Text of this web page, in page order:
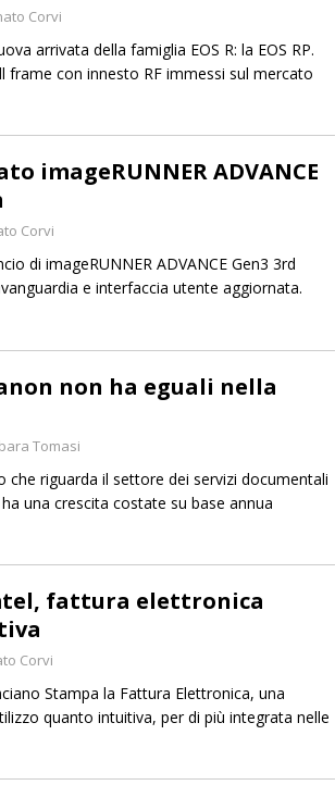
Corvi
arrivata della famiglia EOS R: la EOS RP.
frame con innesto RF immessi sul mercato
imageRUNNER ADVANCE
Corvi
di imageRUNNER ADVANCE Gen3 3rd
e interfaccia utente aggiornata.
non ha eguali nella
Tomasi
che riguarda il settore dei servizi documentali
una crescita costate su base annua
fattura elettronica
Corvi
Stampa la Fattura Elettronica, una
quanto intuitiva, per di più integrata nelle